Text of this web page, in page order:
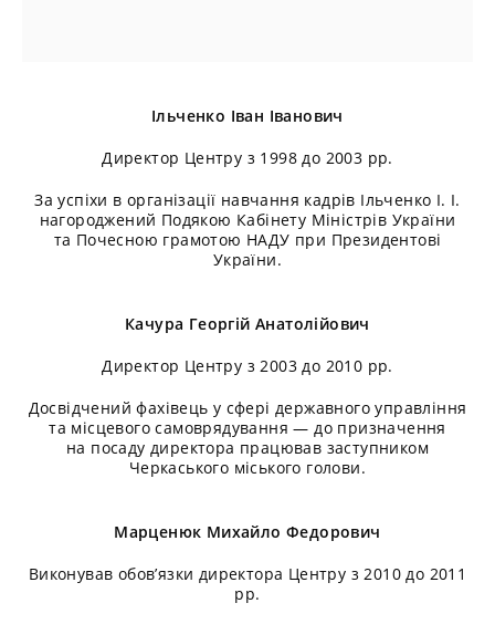
Ільченко Іван Іванович
Директор Центру з 1998 до 2003 рр.
За успіхи в організації навчання кадрів Ільченко І. І.
нагороджений Подякою Кабінету Міністрів України
та Почесною грамотою НАДУ при Президентові
України.
Качура Георгій Анатолійович
Директор Центру з 2003 до 2010 рр.
Досвідчений фахівець у сфері державного управління
та місцевого самоврядування — до призначення
на посаду директора працював заступником
Черкаського міського голови.
Марценюк Михайло Федорович
Виконував обов’язки директора Центру з 2010 до 2011
рр.